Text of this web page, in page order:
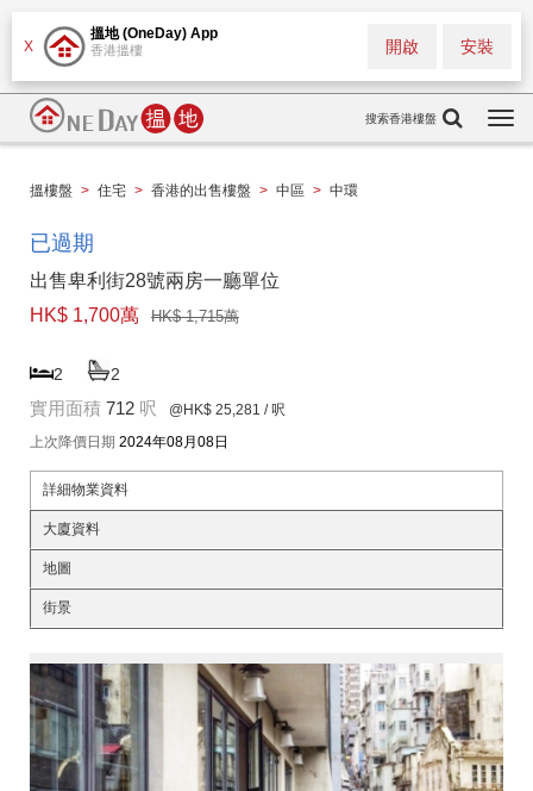
X
搵地 (OneDay) App
香港搵樓 安裝
開啟
搜索香港樓盤
搵樓盤 > 住宅 > 香港的出售樓盤 > 中區 > 中環
已過期
出售卑利街28號兩房一廳單位
HK$ 1,700萬
HK$ 1,715萬
2 2
實用面積 712 呎 @HK$ 25,281 / 呎
上次降價日期 2024年08月08日
詳細物業資料
大廈資料
地圖
街景